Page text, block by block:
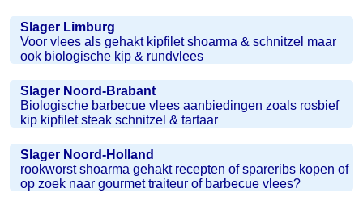
Slager Limburg
Voor vlees als gehakt kipfilet shoarma & schnitzel maar
ook biologische kip & rundvlees
Slager Noord-Brabant
Biologische barbecue vlees aanbiedingen zoals rosbief
kip kipfilet steak schnitzel & tartaar
Slager Noord-Holland
rookworst shoarma gehakt recepten of spareribs kopen of
op zoek naar gourmet traiteur of barbecue vlees?